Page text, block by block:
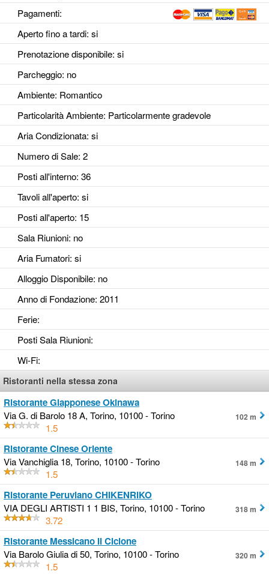
Pagamenti:
Aperto fino a tardi: si
Prenotazione disponibile: si
Parcheggio: no
Ambiente: Romantico
Particolarità Ambiente: Particolarmente gradevole
Aria Condizionata: si
Numero di Sale: 2
Posti all'interno: 36
Tavoli all'aperto: si
Posti all'aperto: 15
Sala Riunioni: no
Aria Fumatori: si
Alloggio Disponibile: no
Anno di Fondazione: 2011
Ferie:
Posti Sala Riunioni:
Wi-Fi:
Ristoranti nella stessa zona
Ristorante Giapponese Okinawa
Via G. di Barolo 18 A, Torino, 10100 - Torino
1.5
102 m
Ristorante Cinese Oriente
Via Vanchiglia 18, Torino, 10100 - Torino
1.5
148 m
Ristorante Peruviano CHIKENRIKO
VIA DEGLI ARTISTI 1 1 BIS, Torino, 10100 - Torino
3.72
318 m
Ristorante Messicano Il Ciclone
Via Barolo Giulia di 50, Torino, 10100 - Torino
1.5
320 m